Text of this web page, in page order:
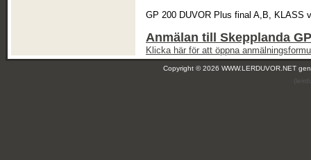
GP 200 DUVOR Plus final A,B, KLASS
Anmälan till Skepplanda
Klicka här för att öppna
Copyright © 2026 WWW.LERDUVOR.NET